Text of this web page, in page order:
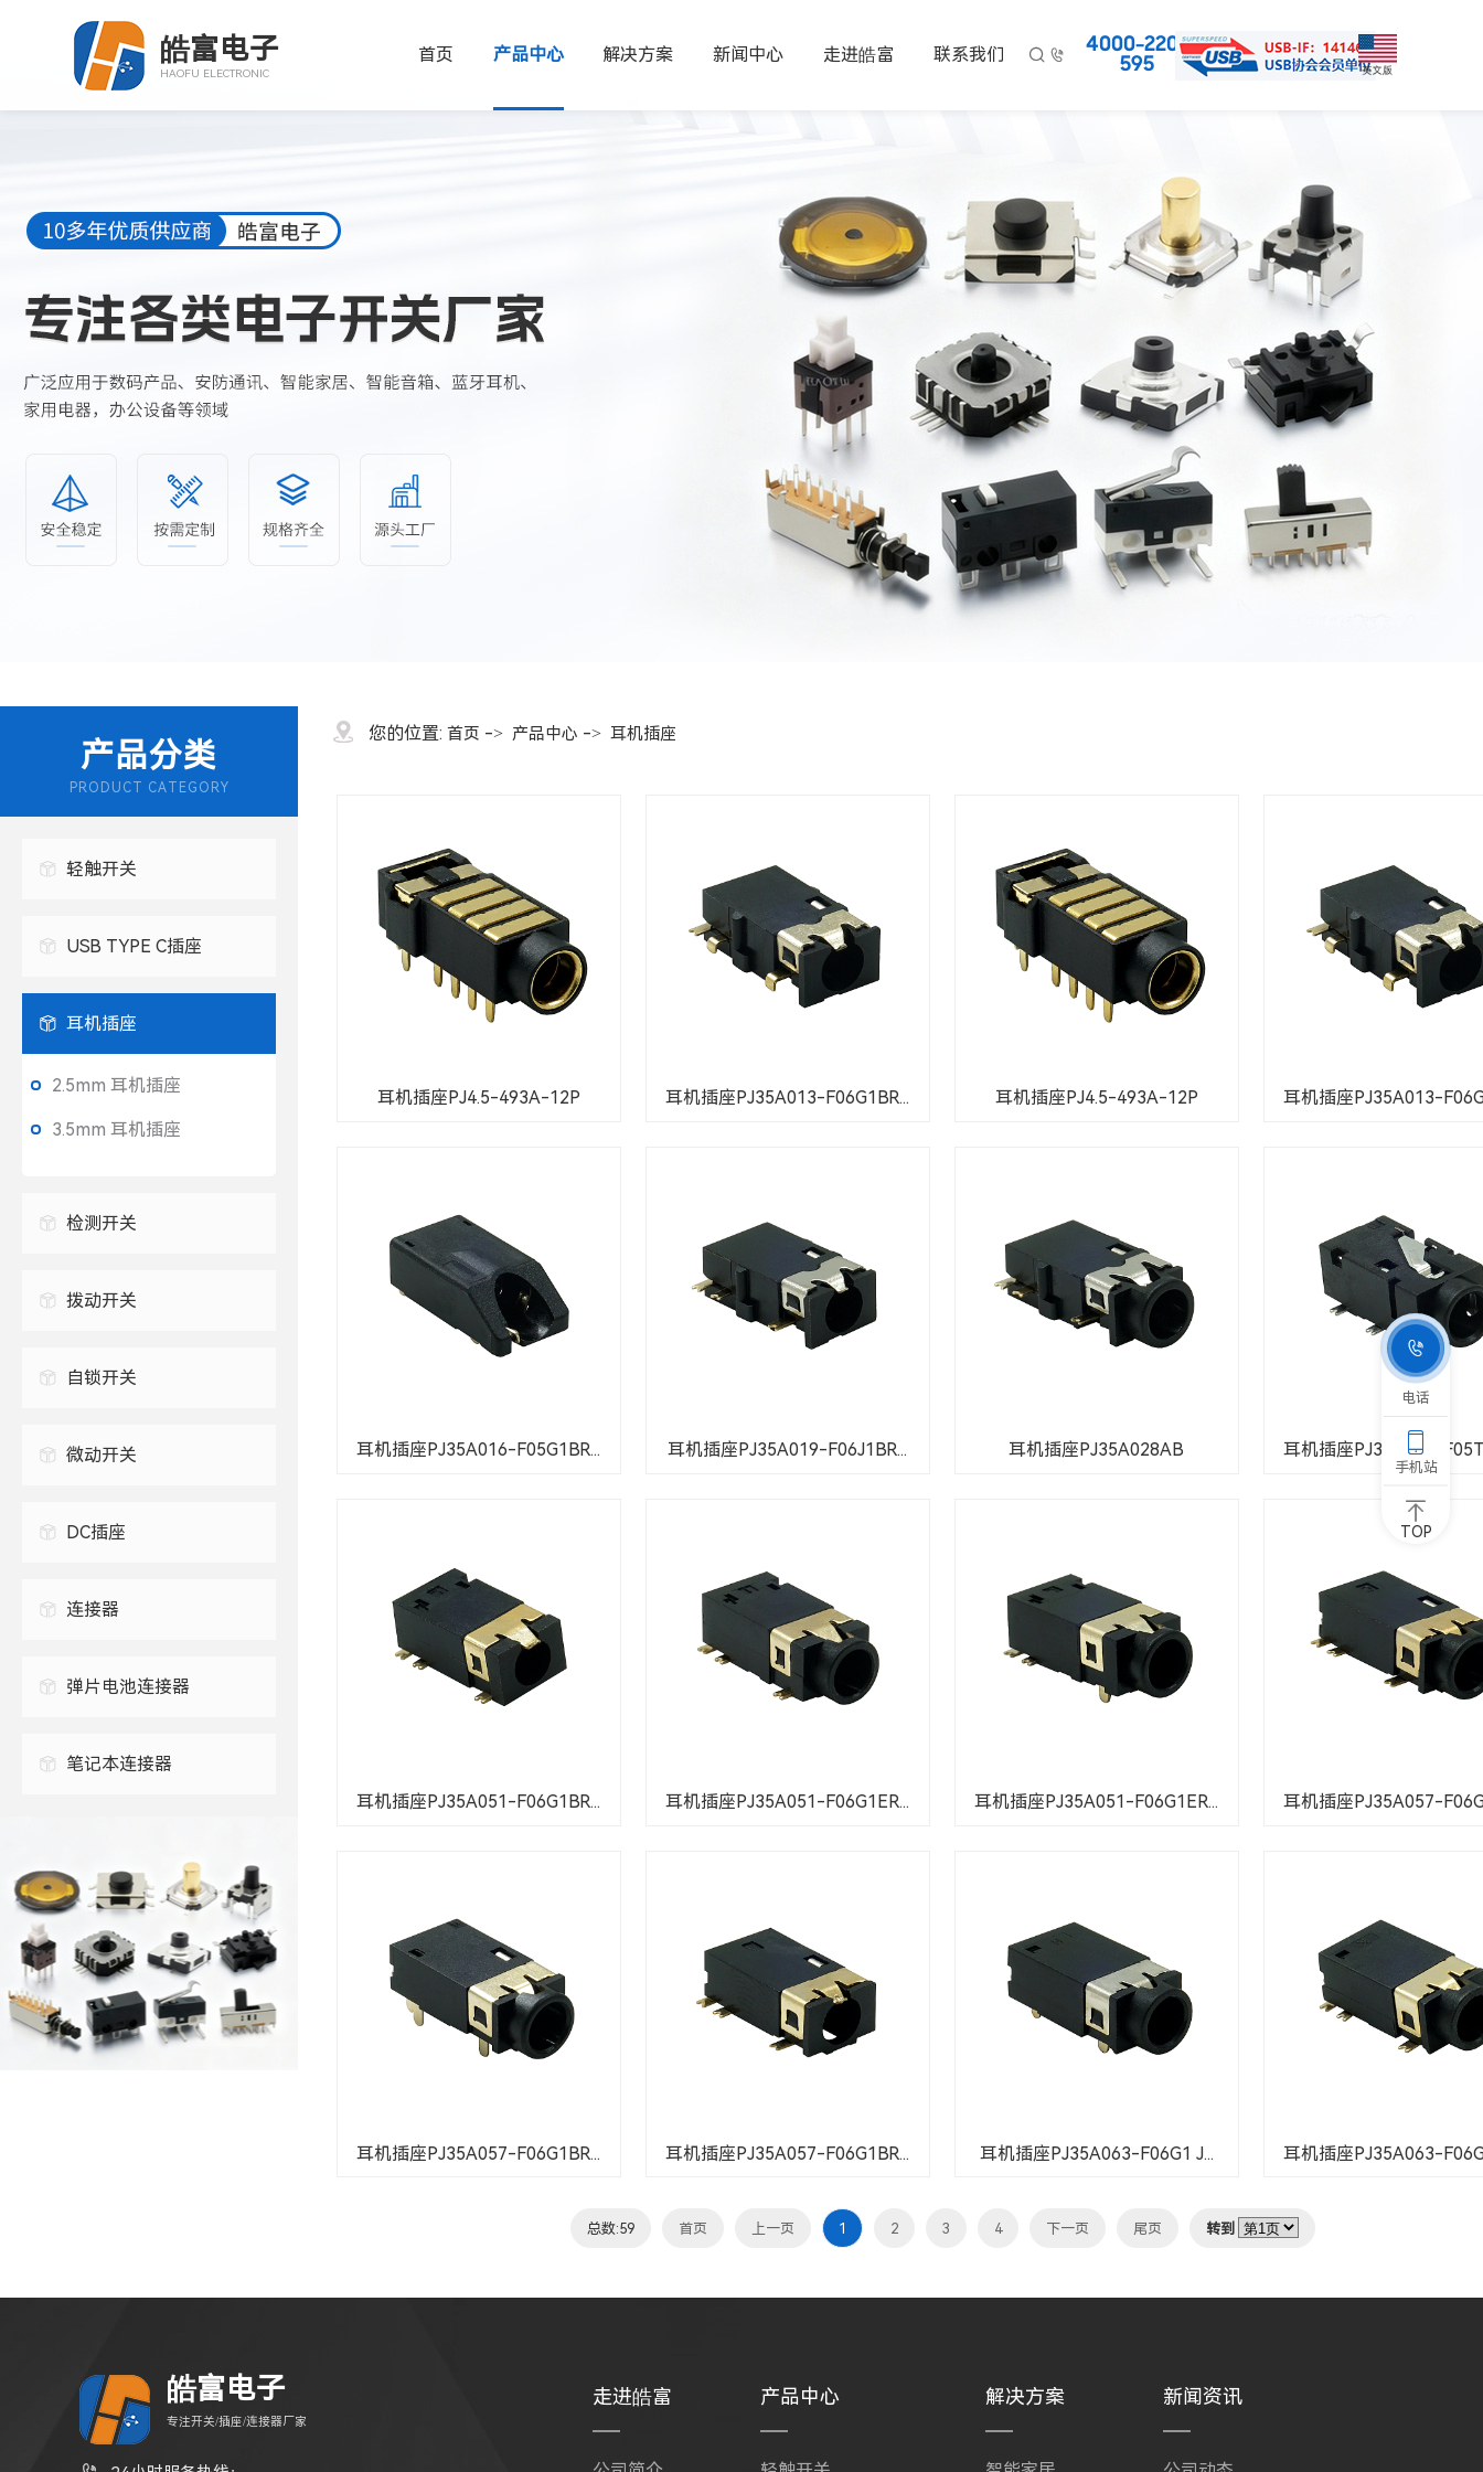
皓富电子
HAOFU ELECTRONIC
首页 产品中心 解决方案 新闻中心 走进皓富 联系我们  
4000-220-
595
产品分类
PRODUCT CATEGORY
轻触开关
USB TYPE C插座
USB连接器
防水USB连接器
TYPE-C插座
耳机插座
2.5mm 耳机插座
3.5mm 耳机插座
检测开关
拨动开关
自锁开关
微动开关
DC插座
连接器
0.5毫米FPC连接器
弹片电池连接器
笔记本连接器
您的位置: 首页 -> 产品中心 -> 耳机插座
耳机插座PJ4.5-493A-12P 耳机插座PJ35A013-F06G1BR... 耳机插座PJ4.5-493A-12P 耳机插座PJ35A013-
耳机插座PJ35A016-F05G1BR... 耳机插座PJ35A019-F06J1BR... 耳机插座PJ35A028AB 耳机插座PJ35A046-
耳机插座PJ35A051-F06G1BR... 耳机插座PJ35A051-F06G1ER... 耳机插座PJ35A051-F06G1ER... 耳机插座PJ35A057-
耳机插座PJ35A057-F06G1BR... 耳机插座PJ35A057-F06G1BR... 耳机插座PJ35A063-F06G1 J... 耳机插座PJ35A063-
总数:59 首页 上一页 1 2 3 4 下一页 尾页 转到
皓富电子
专注开关/插座/连接器厂家
走进皓富 产品中心 解决方案 新闻资讯

电话

手机站
TOP